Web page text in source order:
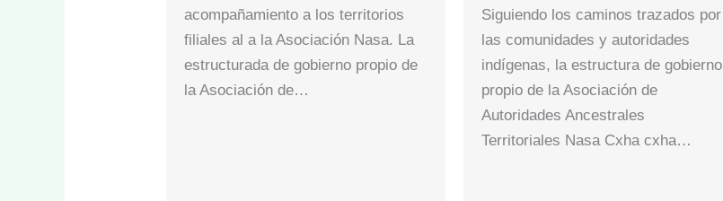
acompañamiento a los territorios
filiales al a la Asociación Nasa. La
estructurada de gobierno propio de
la Asociación de…
Siguiendo los caminos trazados por
las comunidades y autoridades
indígenas, la estructura de gobierno
propio de la Asociación de
Autoridades Ancestrales
Territoriales Nasa Cxha cxha…